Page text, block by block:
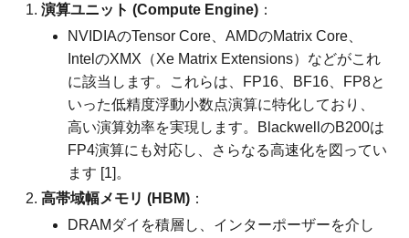
演算ユニット (Compute Engine) ：
NVIDIAのTensor Core、AMDのMatrix Core、
IntelのXMX（Xe Matrix Extensions）などがこれ
に該当します。これらは、FP16、BF16、FP8と
いった低精度浮動小数点演算に特化しており、
高い演算効率を実現します。BlackwellのB200は
FP4演算にも対応し、さらなる高速化を図ってい
ます [1]。
高帯域幅メモリ (HBM) ：
DRAMダイを積層し、インターポーザーを介し